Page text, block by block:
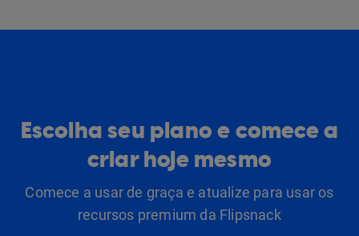
Escolha seu plano e comece a
criar hoje mesmo
Comece a usar de graça e atualize para usar os
recursos premium da Flipsnack